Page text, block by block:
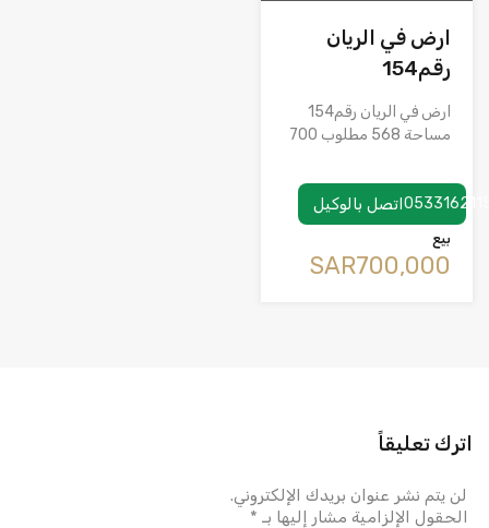
ارض في الريان
رقم154
مساحة 568 مطلوب 700
اتصل بالوكيل
بيع
‪SAR700,000
اترك تعليقاً
لن يتم نشر عنوان بريدك الإلكتروني.
الحقول الإلزامية مشار إليها بـ *